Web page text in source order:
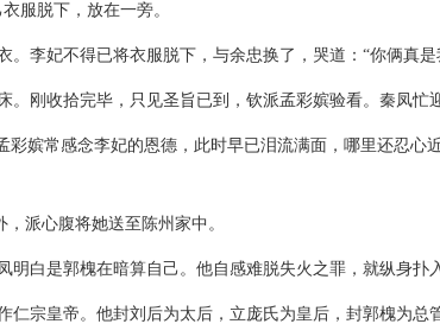
服脱下，放在一旁。
李妃不得已将衣服脱下，与余忠换了，哭道：“你俩真是
刚收拾完毕，只见圣旨已到，钦派孟彩嫔验看。秦凤忙
嫔常感念李妃的恩德，此时早已泪流满面，哪里还忍心
派心腹将她送至陈州家中。
明白是郭槐在暗算自己。他自感难脱失火之罪，就纵身
宗皇帝。他封刘后为太后，立庞氏为皇后，封郭槐为总